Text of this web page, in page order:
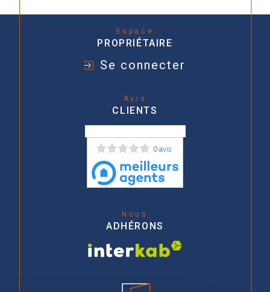
Espace
PROPRIÉTAIRE
Se connecter
Avis
CLIENTS
0 avis
Nous
ADHÉRONS